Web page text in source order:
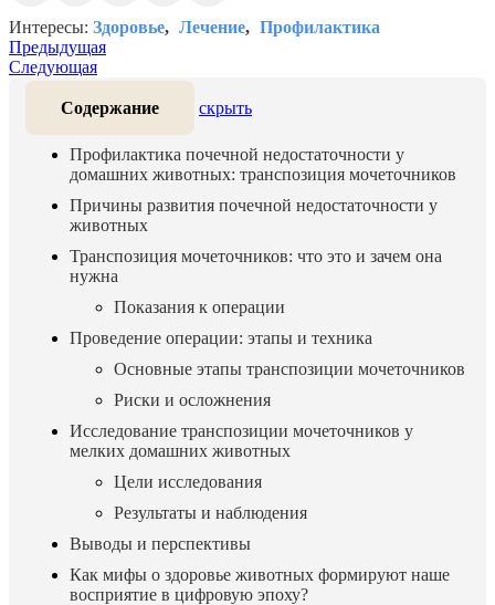
Интересы: Здоровье Лечение
Профилактика
Предыдущая
Следующая
Содержание скрыть
Профилактика почечной недостаточности у
домашних животных: транспозиция мочеточников
Причины развития почечной недостаточности у
животных
Транспозиция мочеточников: что это и зачем она
нужна
Показания к операции
Проведение операции: этапы и техника
Основные этапы транспозиции мочеточников
Риски и осложнения
Исследование транспозиции мочеточников у
мелких домашних животных
Цели исследования
Результаты и наблюдения
Выводы и перспективы
Как мифы о здоровье животных формируют наше
восприятие в цифровую эпоху?